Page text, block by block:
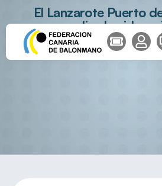
El Lanzarote Puerto
complica la vida en